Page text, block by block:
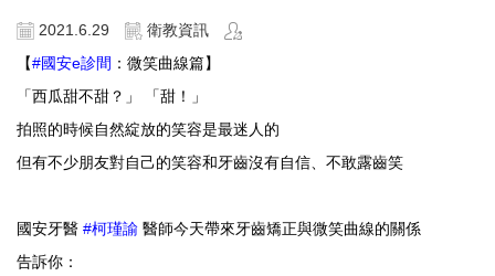
2021.6.29
衛教資訊
【#國安e診間 ：微笑曲線篇】
「西瓜甜不甜？」
「甜！」
拍照的時候自然綻放的笑容是最迷人的
但有不少朋友對自己的笑容和牙齒沒有自信、不敢露齒笑
國安牙醫 #柯瑾諭 醫師今天帶來牙齒矯正與微笑曲線的關係
告訴你：